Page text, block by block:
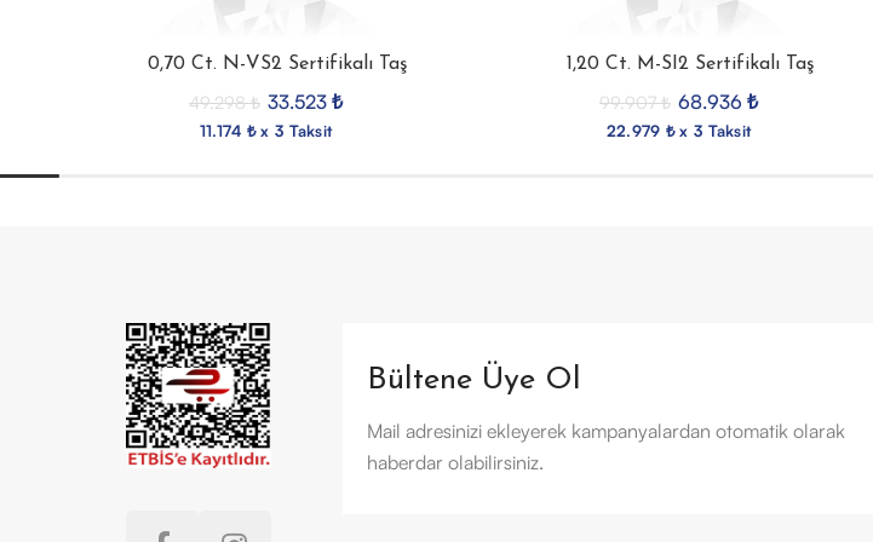
0,70 Ct. N-VS2 Sertifikalı Taş
49.298₺ 33.523 ₺
11.174 ₺ x 3 Taksit
1,20 Ct. M-SI2 Sertifikalı Taş
99.907₺ 68.936 ₺
22.979 ₺ x 3 Taksit
Bültene Üye Ol
Mail adresinizi ekleyerek kampanyalardan otomatik olarak
haberdar olabilirsiniz.